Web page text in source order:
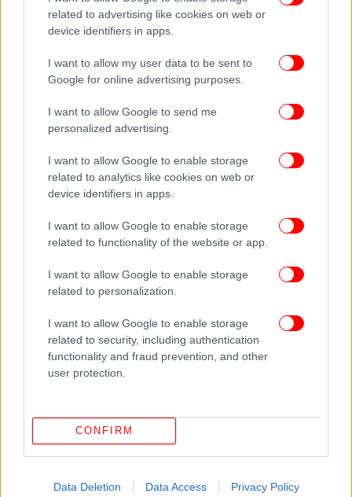
related to advertising like cookies on web or
device identifiers in apps.
I want to allow my user data to be sent to
Google for online advertising purposes.
I want to allow Google to send me
personalized advertising.
I want to allow Google to enable storage
related to analytics like cookies on web or
device identifiers in apps.
I want to allow Google to enable storage
related to functionality of the website or app.
I want to allow Google to enable storage
related to personalization.
I want to allow Google to enable storage
related to security, including authentication
functionality and fraud prevention, and other
user protection.
CONFIRM
Data Deletion Data Access Privacy Policy
Ενδιαφέρον παρουσιάζει και ο νομικός
χαρακτηρισμός της πράξης. Οι δικαστικές αρχές θα
πρέπει να αποφασίσουν εάν η υπόθεση θα
αντιμετωπιστεί ως πλημμέλημα ή κακούργημα,
για τον 55χρονο.
Η έρευνα βρίσκεται σε αρχικό στάδιο και δεν έχουν
καταγγελιών και των κοινωνικών αντιδράσεων που
έχουν προκληθεί.
Η σύλληψη επ’ αυτοφώρω και οι εξελίξεις